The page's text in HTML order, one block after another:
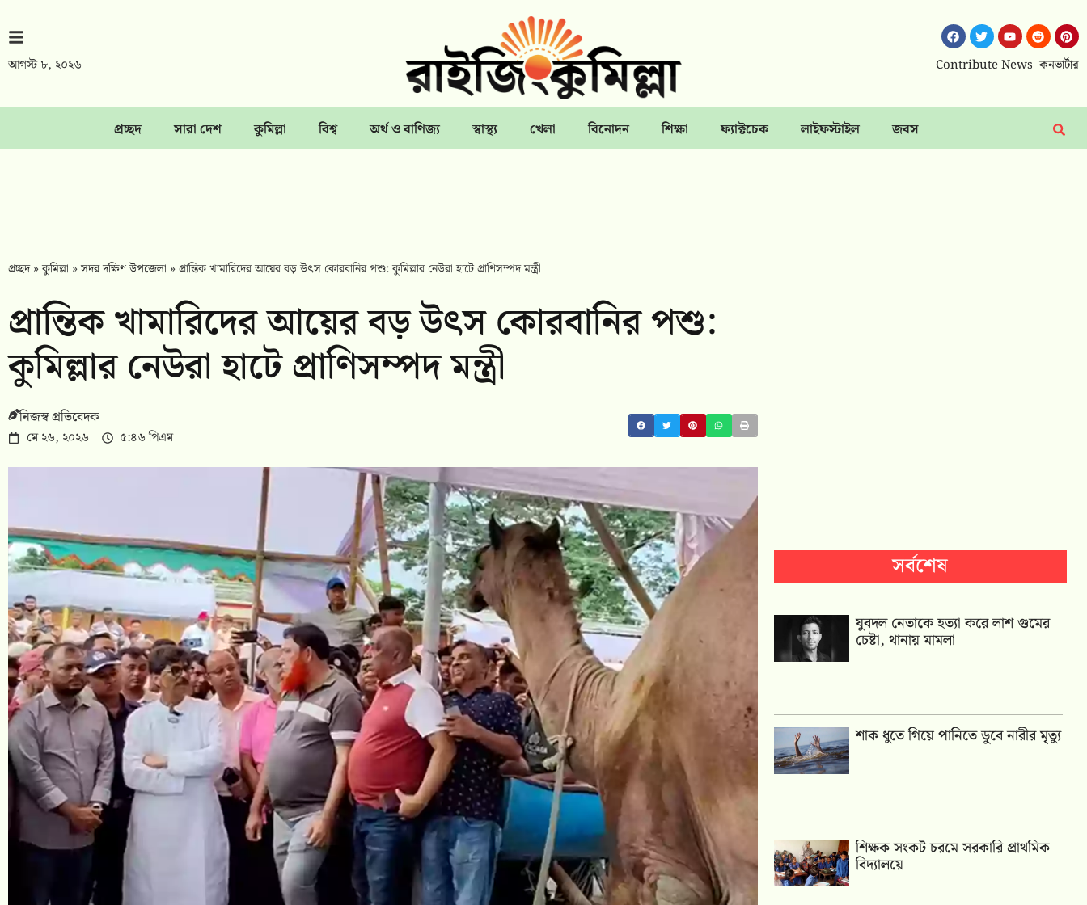
আগস্ট ৮, ২০২৬ Contribute News কনভার্টার
প্রচ্ছদ সারা দেশ কুমিল্লা বিশ্ব অর্থ ও বাণিজ্য স্বাস্থ্য খেলা বিনোদন শিক্ষা ফ্যাক্টচেক লাইফস্টাইল জবস
প্রচ্ছদ»কুমিল্লা »সদর দক্ষিণ উপজেলা »প্রান্তিক খামারিদের আয়ের বড় উৎস কোরবানির পশু: কুমিল্লার নেউরা হাটে প্রাণিসম্পদ মন্ত্রী
প্রান্তিক খামারিদের আয়ের বড় উৎস কোরবানির পশু:
কুমিল্লার নেউরা হাটে প্রাণিসম্পদ মন্ত্রী
নিজস্ব প্রতিবেদক
মে ২৬, ২০২৬ ৫:৪৬ পিএম
সর্বশেষ
যুবদল নেতাকে হত্যা করে লাশ গুমের
চেষ্টা, থানায় মামলা
শাক ধুতে গিয়ে পানিতে ডুবে নারীর মৃত্যু
শিক্ষক সংকট চরমে সরকারি প্রাথমিক
বিদ্যালয়ে